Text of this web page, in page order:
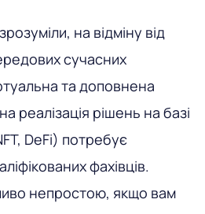
на відміну від
сучасних
та доповнена
реалізація рішень на базі
DeFi) потребує
фахівців.
непростою, якщо вам